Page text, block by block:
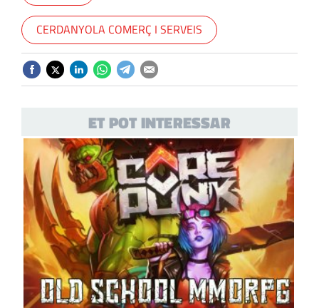
CERDANYOLA COMERÇ I SERVEIS
ET POT INTERESSAR